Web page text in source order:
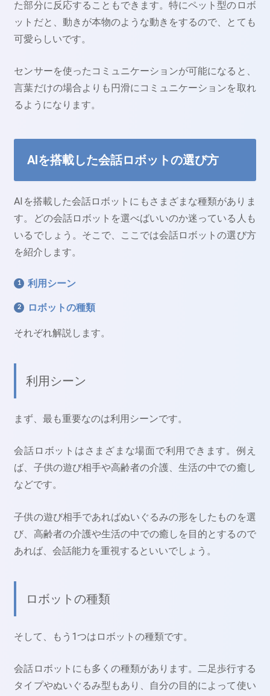
た部分に反応することもできます。特にペット型のロボ
ットだと、動きが本物のような動きをするので、とても
可愛らしいです。
センサーを使ったコミュニケーションが可能になると、
言葉だけの場合よりも円滑にコミュニケーションを取れ
るようになります。
AIを搭載した会話ロボットの選び方
AIを搭載した会話ロボットにもさまざまな種類がありま
す。どの会話ロボットを選べばいいのか迷っている人も
いるでしょう。そこで、ここでは会話ロボットの選び方
を紹介します。
利用シーン
ロボットの種類
それぞれ解説します。
利用シーン
まず、最も重要なのは利用シーンです。
会話ロボットはさまざまな場面で利用できます。例え
ば、子供の遊び相手や高齢者の介護、生活の中での癒し
などです。
子供の遊び相手であればぬいぐるみの形をしたものを選
び、高齢者の介護や生活の中での癒しを目的とするので
あれば、会話能力を重視するといいでしょう。
ロボットの種類
そして、もう1つはロボットの種類です。
会話ロボットにも多くの種類があります。二足歩行する
タイプやぬいぐるみ型もあり、自分の目的によって使い